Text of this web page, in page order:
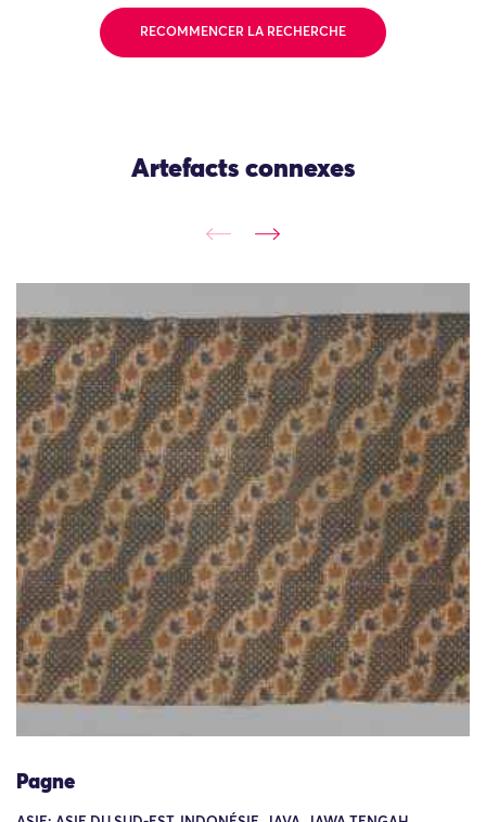
RECOMMENCER LA RECHERCHE
Artefacts connexes
Pagne